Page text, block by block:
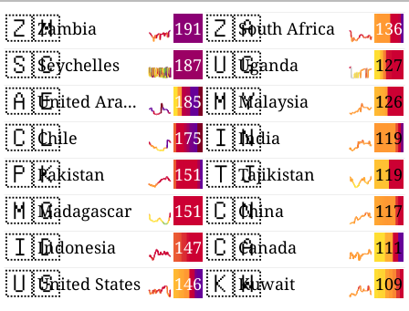
🇿🇲 191
Zambia
🇸🇨 187
Seychelles
🇦🇪 185
United Arab Emirates
🇨🇱 175
Chile
🇵🇰 151
Pakistan
🇲🇬 151
Madagascar
🇮🇩 147
Indonesia
🇺🇸 146
United States
🇿🇦 136
South Africa
🇺🇬 127
Uganda
🇲🇾 126
Malaysia
🇮🇳 119
India
🇹🇯 119
Tajikistan
🇨🇳 117
China
🇨🇦 111
Canada
🇰🇼 109
Kuwait